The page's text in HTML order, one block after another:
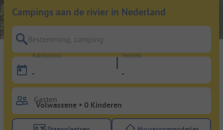
Campings aan de rivier in Nederland
Bestemming, camping
Aankomst
-
Vertrek
-
Gasten